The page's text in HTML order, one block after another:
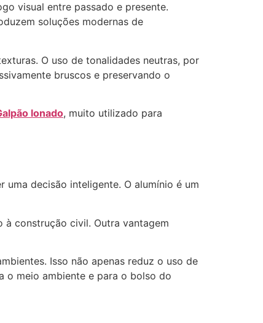
visual entre passado e presente.
soluções modernas de
O uso de tonalidades neutras, por
bruscos e preservando o
lonado, muito utilizado para
uma decisão inteligente. O alumínio é um
construção civil. Outra vantagem
Isso não apenas reduz o uso de
o meio ambiente e para o bolso do